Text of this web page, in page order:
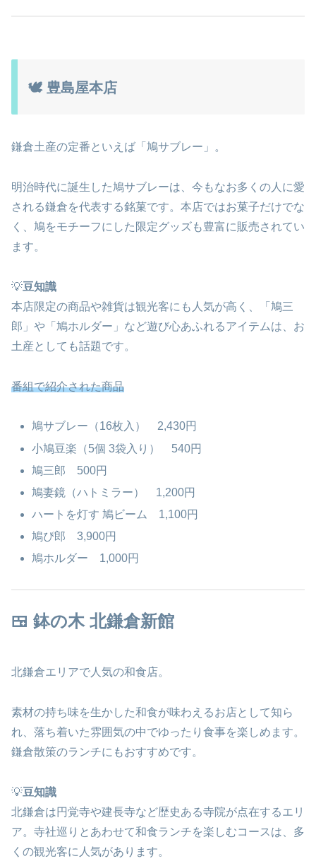
🕊 豊島屋本店
鎌倉土産の定番といえば「鳩サブレー」。
明治時代に誕生した鳩サブレーは、今もなお多くの人に愛
される鎌倉を代表する銘菓です。本店ではお菓子だけでな
く、鳩をモチーフにした限定グッズも豊富に販売されてい
ます。
💡豆知識
本店限定の商品や雑貨は観光客にも人気が高く、「鳩三
郎」や「鳩ホルダー」など遊び心あふれるアイテムは、お
土産としても話題です。
番組で紹介された商品
鳩サブレー（16枚入） 2,430円
小鳩豆楽（5個 3袋入り） 540円
鳩三郎 500円
鳩妻鏡（ハトミラー） 1,200円
ハートを灯す 鳩ビーム 1,100円
鳩ぴ郎 3,900円
鳩ホルダー 1,000円
🍱 鉢の木 北鎌倉新館
北鎌倉エリアで人気の和食店。
素材の持ち味を生かした和食が味わえるお店として知ら
れ、落ち着いた雰囲気の中でゆったり食事を楽しめます。
鎌倉散策のランチにもおすすめです。
💡豆知識
北鎌倉は円覚寺や建長寺など歴史ある寺院が点在するエリ
ア。寺社巡りとあわせて和食ランチを楽しむコースは、多
くの観光客に人気があります。